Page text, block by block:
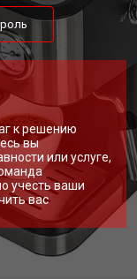
к решению
вы
или услуге,
учесть ваши
вас